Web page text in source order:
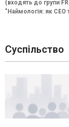
(входять до групи
"Наймологія: як
Суспільство